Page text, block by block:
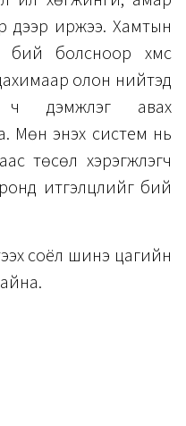
дээр иржээ. Хамтын
болсноор хүмүүс
олон нийтэд
ч дэмжлэг авах
энэхүү систем нь
төсөл хэрэгжүүлэгч
итгэлцлийг бий
соёл шинэ цагийн